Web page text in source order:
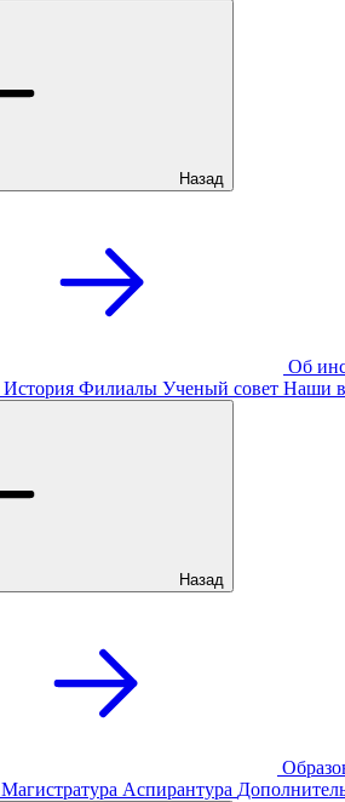
Назад
Об
История Филиалы Ученый совет Наши
Назад
Магистратура Аспирантура